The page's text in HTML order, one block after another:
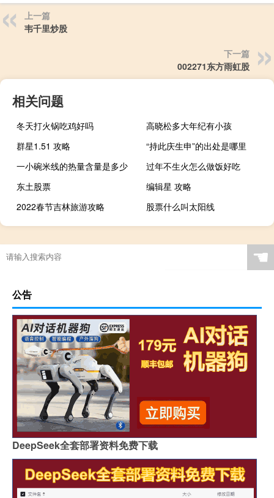
上一篇
韦千里炒股
下一篇
002271东方雨虹股
相关问题
冬天打火锅吃鸡好吗
高晓松多大年纪有小孩
群星1.51 攻略
“持此庆生申”的出处是哪里
一小碗米线的热量含量是多少
过年不生火怎么做饭好吃
东土股票
编辑星 攻略
2022春节吉林旅游攻略
股票什么叫太阳线
☚
公告
DeepSeek全套部署资料免费下载